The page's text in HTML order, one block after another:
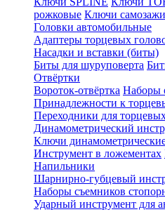
рожковые Ключи
Головки автомобильные
Адаптеры торцевых
Насадки и вставки (биты)
Биты для шуруповерта
Отвёртки
Вороток-отвёртка Наборы
Принадлежности к
Переходники для
Динамометрический
Ключи
Инструмент в ложементах
Напильники
Шарнирно-губцевый
Наборы съемников
Ударный инструмент для